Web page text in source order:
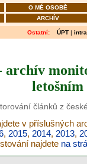
O MÉ OSOBĚ
ARCHÍV
Ostatní: ÚPT |
archív
letošním
článků z
v příslušných
, 2015, 2014, 2013,
najdete na